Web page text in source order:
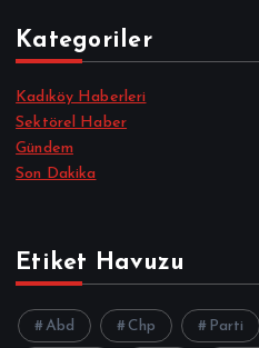
Kategoriler
Kadıköy Haberleri
Sektörel Haber
Gündem
Son Dakika
Etiket Havuzu
Abd Chp Parti